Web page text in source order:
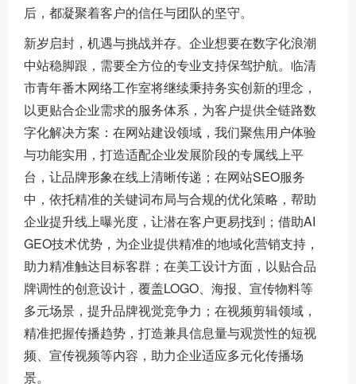
后，都凝聚着客户的信任与团队的坚守。
新岁启封，机遇与挑战并存。企业想要在数字化浪潮
中站稳脚跟，需要全方位的专业支持保驾护航。临清
市青年番木网络工作室将继续秉持务实创新的理念，
以更贴合企业需求的服务体系，为客户提供全链路数
字化解决方案：在网站建设领域，我们聚焦用户体验
与功能实用，打造适配企业发展阶段的专属线上平
台，让品牌形象在线上清晰传递；在网站SEO服务
中，依托精准的关键词布局与合规的优化策略，帮助
企业提升线上曝光度，让潜在客户更易找到；借助AI
GEO技术优势，为企业提供精准的地域化营销支持，
助力精准触达目标客群；在美工设计方面，以贴合品
牌调性的创意设计，覆盖LOGO、海报、宣传物料等
多元场景，提升品牌视觉竞争力；在视频剪辑领域，
精准把握传播趋势，打造兼具信息量与观赏性的短视
频、宣传视频等内容，助力企业适应多元化传播场
景。